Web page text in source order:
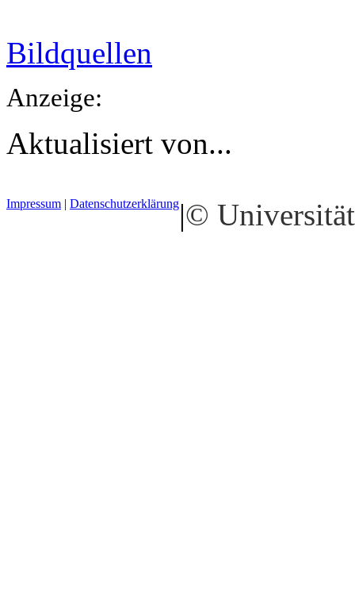
Bildquellen
Anzeige:
Aktualisiert von...
Impressum | Datenschutzerklärung|©